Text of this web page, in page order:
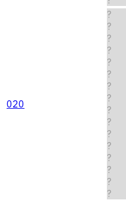
020
?
?
?
?
?
?
?
?
?
?
?
?
?
?
?
?